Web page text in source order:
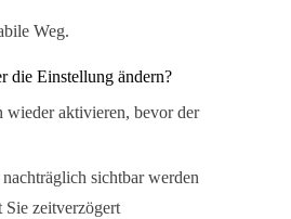
Weg.
die Einstellung ändern?
wieder aktivieren, bevor der
sichtbar werden
Sie zeitverzögert